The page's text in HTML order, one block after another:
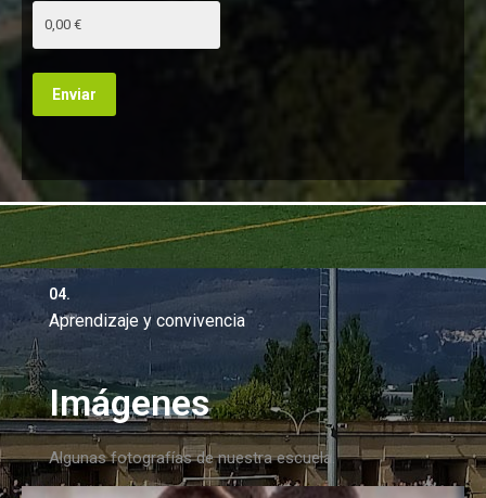
04.
Aprendizaje y convivencia
Imágenes
Algunas fotografías de nuestra escuela.